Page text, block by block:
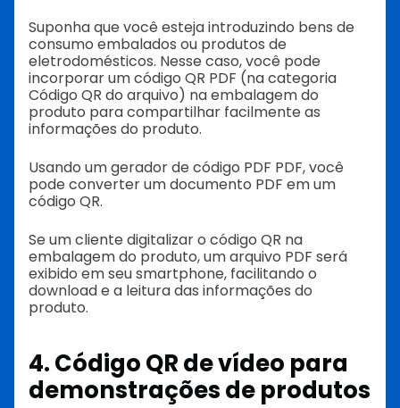
Suponha que você esteja introduzindo bens de
consumo embalados ou produtos de
eletrodomésticos. Nesse caso, você pode
incorporar um código QR PDF (na categoria
Código QR do arquivo) na embalagem do
produto para compartilhar facilmente as
informações do produto.
Usando um gerador de código PDF PDF, você
pode converter um documento PDF em um
código QR.
Se um cliente digitalizar o código QR na
embalagem do produto, um arquivo PDF será
exibido em seu smartphone, facilitando o
download e a leitura das informações do
produto.
4. Código QR de vídeo para
demonstrações de produtos